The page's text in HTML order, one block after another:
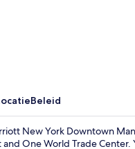
Beleid
New York Downtown
and One World Trade